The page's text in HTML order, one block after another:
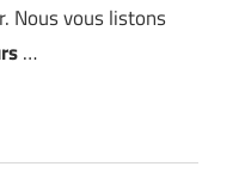
Nous vous listons
…